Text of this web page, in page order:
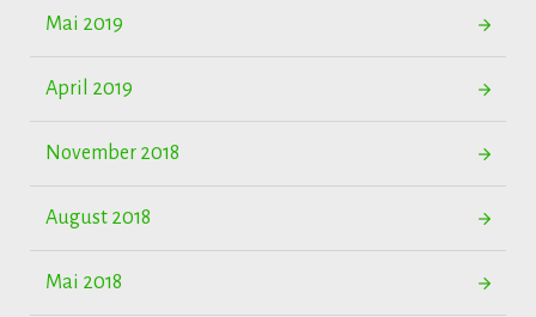
Mai 2019
April 2019
November 2018
August 2018
Mai 2018